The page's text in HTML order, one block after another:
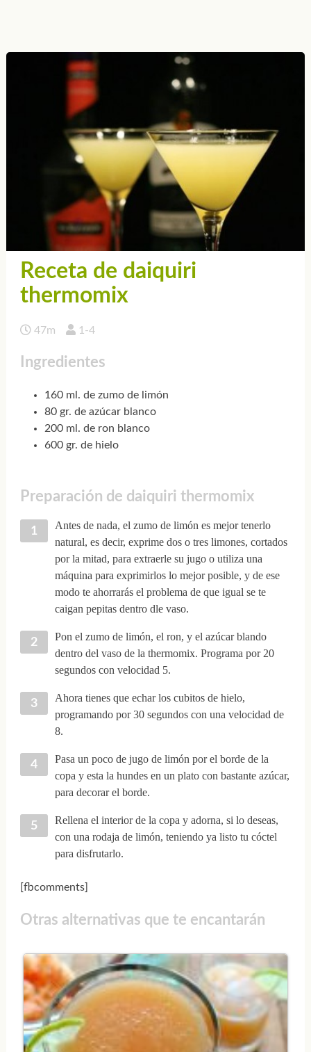
Receta de daiquiri
thermomix
47m 1-4
Ingredientes
160 ml. de zumo de limón
80 gr. de azúcar blanco
200 ml. de ron blanco
600 gr. de hielo
Preparación de daiquiri thermomix
Antes de nada, el zumo de limón es mejor tenerlo
natural, es decir, exprime dos o tres limones, cortados
por la mitad, para extraerle su jugo o utiliza una
máquina para exprimirlos lo mejor posible, y de ese
modo te ahorrarás el problema de que igual se te
caigan pepitas dentro dle vaso.
Pon el zumo de limón, el ron, y el azúcar blando
dentro del vaso de la thermomix. Programa por 20
segundos con velocidad 5.
Ahora tienes que echar los cubitos de hielo,
programando por 30 segundos con una velocidad de
8.
Pasa un poco de jugo de limón por el borde de la
copa y esta la hundes en un plato con bastante azúcar,
para decorar el borde.
Rellena el interior de la copa y adorna, si lo deseas,
con una rodaja de limón, teniendo ya listo tu cóctel
para disfrutarlo.
[fbcomments]
Otras alternativas que te encantarán